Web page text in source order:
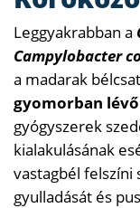
Leggyakrabban a
Campylobacter
a madarak
gyomorban
gyógyszerek
kialakulásának
vastagbél felszíni
gyulladását és